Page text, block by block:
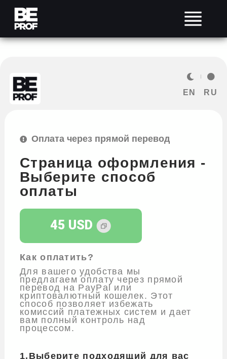
EN RU
Оплата через прямой перевод
Страница оформления -
Выберите способ
оплаты
45 USD
Как оплатить?
Для вашего удобства мы
предлагаем оплату через прямой
перевод на PayPal или
криптовалютный кошелек. Этот
способ позволяет избежать
комиссий платежных систем и дает
вам полный контроль над
процессом.
1.Выберите подходящий для вас